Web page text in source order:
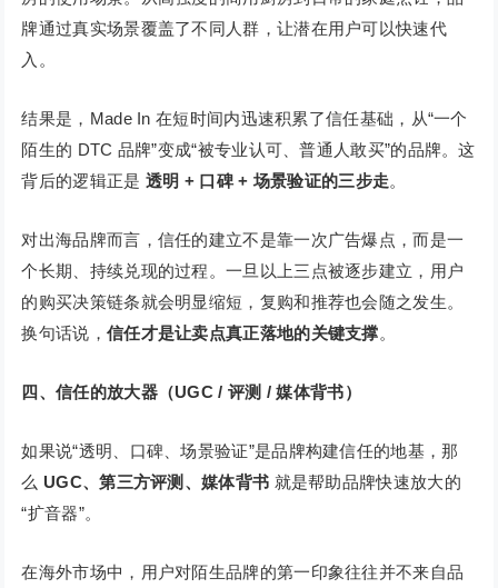
牌通过真实场景覆盖了不同人群，让潜在用户可以快速代
入。
结果是，Made In 在短时间内迅速积累了信任基础，从“一个
陌生的 DTC 品牌”变成“被专业认可、普通人敢买”的品牌。这
背后的逻辑正是 透明 + 口碑 + 场景验证的三步走。
对出海品牌而言，信任的建立不是靠一次广告爆点，而是一
个长期、持续兑现的过程。一旦以上三点被逐步建立，用户
的购买决策链条就会明显缩短，复购和推荐也会随之发生。
换句话说， 信任才是让卖点真正落地的关键支撑。
四、信任的放大器（UGC / 评测 / 媒体背书）
如果说“透明、口碑、场景验证”是品牌构建信任的地基，那
么 UGC、第三方评测、媒体背书 就是帮助品牌快速放大的
“扩音器”。
在海外市场中，用户对陌生品牌的第一印象往往并不来自品